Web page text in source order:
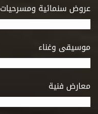
عروض سنمائية ومسرحيات
موسيقى وغناء
معارض فنية